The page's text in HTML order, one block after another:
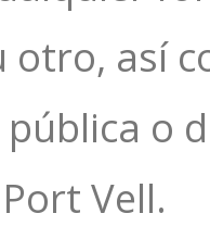
otro, así
o
Vell.